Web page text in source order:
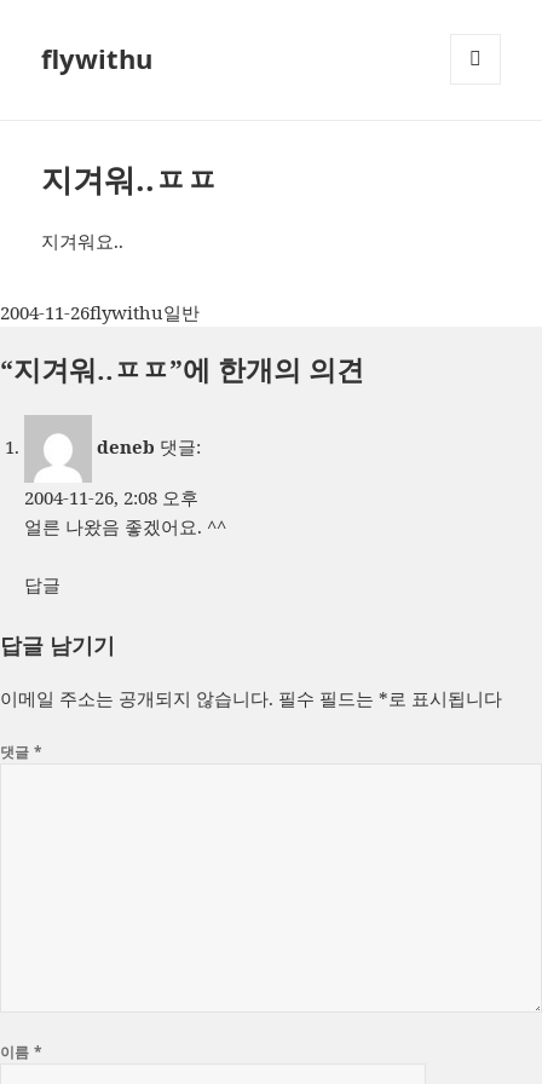
flywithu
지겨워..ㅍㅍ
지겨워요..
작
일
2004-11-26글
이
flywithu카
고
일반
“지겨워..ㅍㅍ”에 한개의 의견
deneb 댓글:
2004-11-26, 2:08 오후
얼른 나왔음 좋겠어요. ^^
답글
답글 남기기
이메일 주소는 공개되지 않습니다. 필수 필드는 *로 표시됩니다
댓글*
이름*